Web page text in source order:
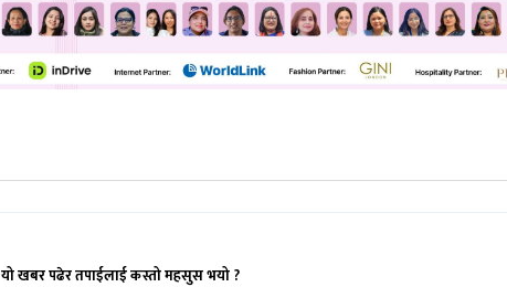
यो खबर पढेर तपाईलाई कस्तो महसुस भयो ?